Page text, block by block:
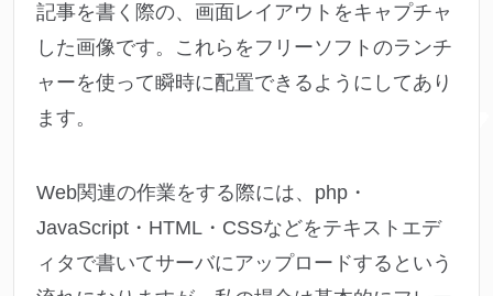
記事を書く際の、画面レイアウトをキャプチャ
した画像です。これらをフリーソフトのランチ
ャーを使って瞬時に配置できるようにしてあり
ます。
Web関連の作業をする際には、php・
JavaScript・HTML・CSSなどをテキストエデ
ィタで書いてサーバにアップロードするという